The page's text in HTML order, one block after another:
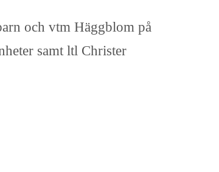
och vtm Häggblom på
samt ltl Christer